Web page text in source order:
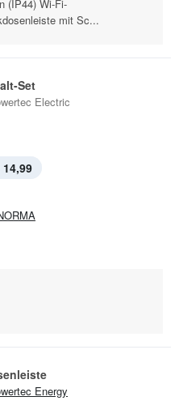
(IP44) Wi-Fi-
mit Sc...
Set
Electric
14,99
Energy